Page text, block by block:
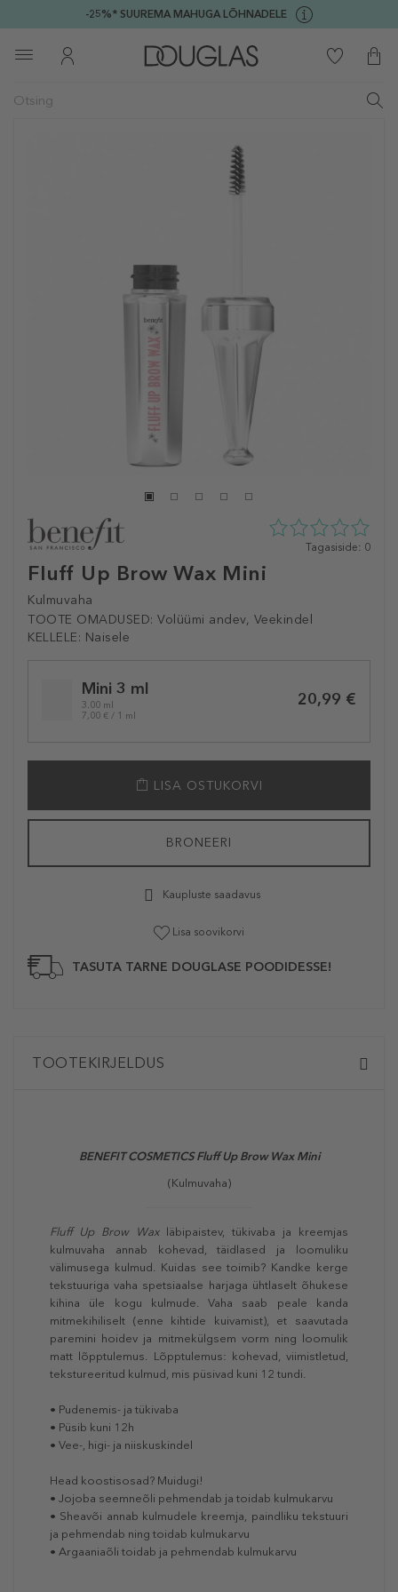
-25%* SUUREMA MAHUGA LÕHNADELE
Fluff Up Brow Wax Mini
Kulmuvaha
TOOTE OMADUSED: Volüümi andev, Veekindel
KELLELE: Naisele
0
Tagasiside: 0
variationMini 3 ml
3.00 ml
7,00 € / 1 ml
20,99 €
LISA OSTUKORVI
BRONEERI
Kaupluste saadavus
Lisa soovikorvi
TASUTA TARNE DOUGLASE POODIDESSE!
TOOTEKIRJELDUS
BENEFIT COSMETICS Fluff Up Brow Wax Mini
(Kulmuvaha)
Fluff Up Brow Waxläbipaistev, tükivaba ja kreemjas
kulmuvaha annab kohevad, täidlased ja loomuliku
välimusega kulmud. Kuidas see toimib? Kandke kerge
tekstuuriga vaha spetsiaalse harjaga ühtlaselt õhukese
kihina üle kogu kulmude. Vaha saab peale kanda
mitmekihiliselt (enne kihtide kuivamist), et saavutada
paremini hoidev ja mitmekülgsem vorm ning loomulik
matt lõpptulemus. Lõpptulemus: kohevad, viimistletud,
tekstureeritud kulmud, mis püsivad kuni 12 tundi.
• Pudenemis- ja tükivaba
• Püsib kuni 12h
• Vee-, higi- ja niiskuskindel
Head koostisosad? Muidugi!
• Jojoba seemneõli pehmendab ja toidab kulmukarvu
• Sheavõi annab kulmudele kreemja, paindliku tekstuuri
ja pehmendab ning toidab kulmukarvu
• Argaaniaõli toidab ja pehmendab kulmukarvu